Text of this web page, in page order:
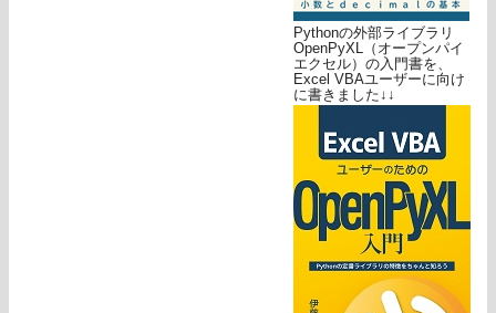
Pythonの外部ライブラリ
OpenPyXL（オープンパイ
エクセル）の入門書を、
Excel VBAユーザーに向け
に書きました↓↓